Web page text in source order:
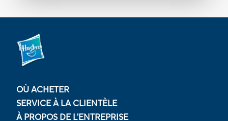
OÙ ACHETER
SERVICE À LA CLIENTÈLE
À PROPOS DE L'ENTREPRISE